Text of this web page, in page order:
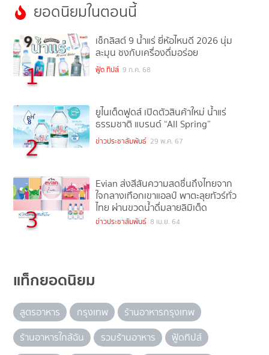
ยอดนิยมในตอนนี้
1
เช็กลิสต์ 9 น้ำแร่ ยี่ห้อไหนดี 2026 นุ่ม
ละมุน ชงกับเครื่องดื่มอร่อย
ฟู้ด ทิปส์ 9 ก.ค. 68
2
ยูไนเต็ดฟูดส์ เปิดตัวสินค้าใหม่ น้ำแร่
ธรรมชาติ แบรนด์ “All Spring”
ข่าวประชาสัมพันธ์ 29 พ.ค. 67
3
Evian ส่งสีสันความสดชื่นถึงไทยจาก
ใจกลางเทือกเขาแอลป์ พาตะลุยทัวร์ทั่ว
ไทย ผ่านขวดน้ำดื่มลายลิมิเต็ด
ข่าวประชาสัมพันธ์ 8 เม.ย. 64
แท็กยอดนิยม
สูตรอาหาร กรุงเทพ
ร้านอาหารกรุงเทพ
ร้านอาหารใกล้ฉัน
รวมร้านอาหาร
ฟู้ดทิปส์